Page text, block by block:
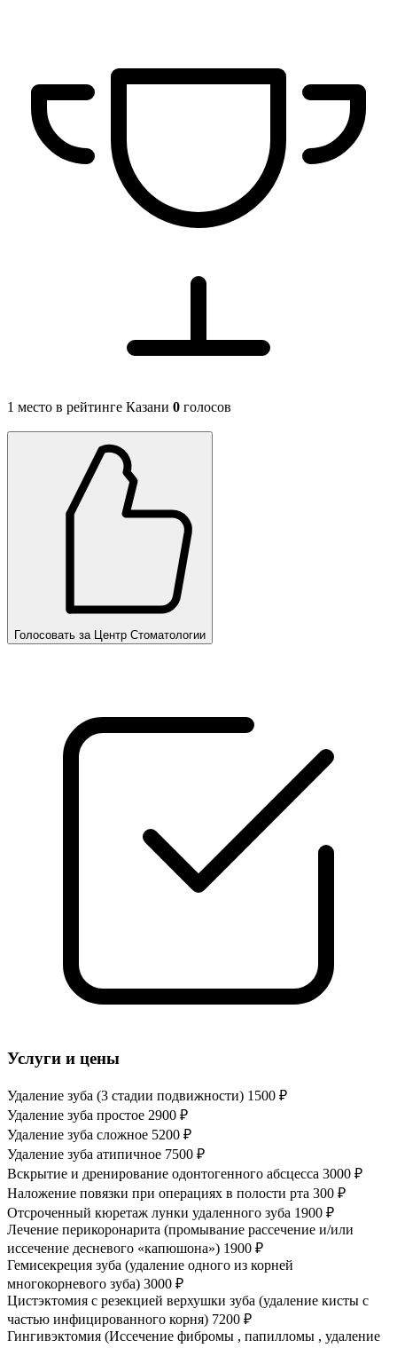
1 место в рейтинге Казани 0 голосов
Голосовать за Центр Стоматологии
Услуги и цены
Удаление зуба (3 стадии подвижности) 1500 ₽
Удаление зуба простое 2900 ₽
Удаление зуба сложное 5200 ₽
Удаление зуба атипичное 7500 ₽
Вскрытие и дренирование одонтогенного абсцесса 3000 ₽
Наложение повязки при операциях в полости рта 300 ₽
Отсроченный кюретаж лунки удаленного зуба 1900 ₽
Лечение перикоронарита (промывание рассечение и/или
иссечение десневого «капюшона») 1900 ₽
Гемисекреция зуба (удаление одного из корней
многокорневого зуба) 3000 ₽
Цистэктомия с резекцией верхушки зуба (удаление кисты с
частью инфицированного корня) 7200 ₽
Гингивэктомия (Иссечение фибромы , папилломы , удаление